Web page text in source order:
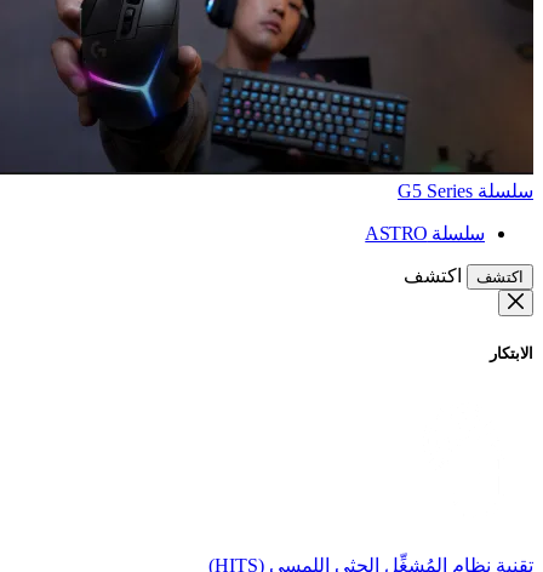
سلسلة G5 Series
سلسلة ASTRO
اكتشف اكتشف
الابتكار
تقنية نظام المُشغِّل الحثي اللمسي (HITS)